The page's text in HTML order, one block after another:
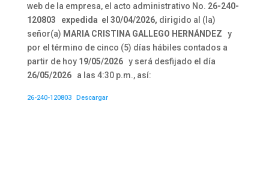
web de la empresa, el acto administrativo No. 26-240-
120803
expedida el 30/04/2026, dirigido al (la)
señor(a) MARIA CRISTINA GALLEGO HERNÁNDEZ
y
por el término de cinco (5) días hábiles contados a
partir de hoy 19/05/2026 y será desfijado el día
26/05/2026
a las 4:30 p.m., así:
26-240-120803 Descargar